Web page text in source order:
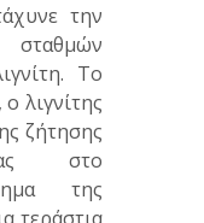
την
Το
λιγνίτης
ζήτησης
στο
της